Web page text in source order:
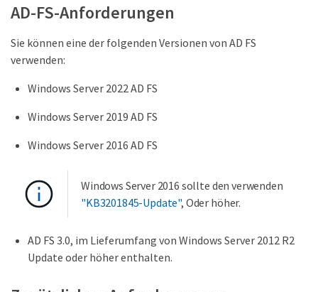
AD-FS-Anforderungen
Sie können eine der folgenden Versionen von AD FS
verwenden:
Windows Server 2022 AD FS
Windows Server 2019 AD FS
Windows Server 2016 AD FS
Windows Server 2016 sollte den verwenden
"KB3201845-Update", Oder höher.
AD FS 3.0, im Lieferumfang von Windows Server 2012 R2
Update oder höher enthalten.